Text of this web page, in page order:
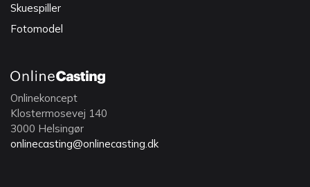
Skuespiller
Fotomodel
Onlinekoncept
Klostermosevej 140
3000 Helsingør
onlinecasting@onlinecasting.dk